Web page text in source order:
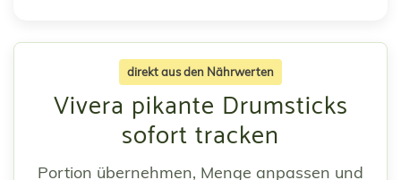
direkt aus den Nährwerten
Vivera pikante Drumsticks
sofort tracken
Portion übernehmen, Menge anpassen und